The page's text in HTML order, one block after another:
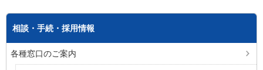
相談・手続・採用情報
各種窓口のご案内